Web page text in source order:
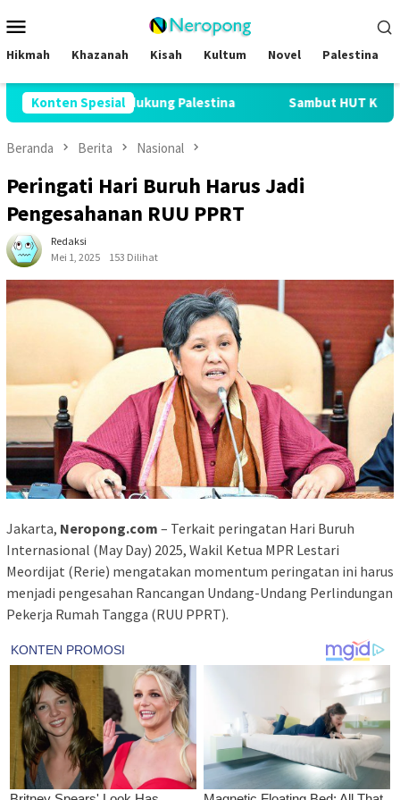
ke
kontenMobile
Hikmah Khazanah Kisah Kultum Novel Palestina
Konten Spesial
Pendukung Palestina Sambut HUT Ke-81 RI, SAJID
Beranda Berita Nasional
Peringati Hari Buruh Harus Jadi
Pengesahanan RUU PPRT
Redaksi
Mei 1, 2025
153 Dilihat
Jakarta, Neropong.com – Terkait peringatan Hari Buruh
Internasional (May Day) 2025, Wakil Ketua MPR Lestari
Meordijat (Rerie) mengatakan momentum peringatan ini harus
menjadi pengesahan Rancangan Undang-Undang Perlindungan
Pekerja Rumah Tangga (RUU PPRT).